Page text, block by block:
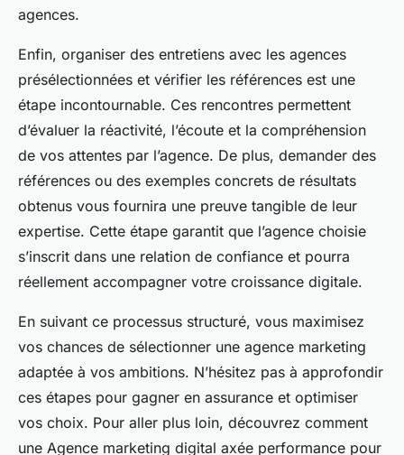
agences.
Enfin, organiser des entretiens avec les agences
présélectionnées et vérifier les références est une
étape incontournable. Ces rencontres permettent
d’évaluer la réactivité, l’écoute et la compréhension
de vos attentes par l’agence. De plus, demander des
références ou des exemples concrets de résultats
obtenus vous fournira une preuve tangible de leur
expertise. Cette étape garantit que l’agence choisie
s’inscrit dans une relation de confiance et pourra
réellement accompagner votre croissance digitale.
En suivant ce processus structuré, vous maximisez
vos chances de sélectionner une agence marketing
adaptée à vos ambitions. N’hésitez pas à approfondir
ces étapes pour gagner en assurance et optimiser
vos choix. Pour aller plus loin, découvrez comment
une Agence marketing digital axée performance pour